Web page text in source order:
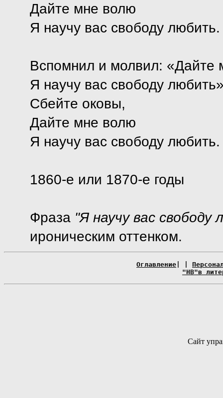
Дайте мне волю
Я научу вас свободу любить.
Вспомнил и молвил: «Дайте
Я научу вас свободу
Сбейте оковы,
Дайте мне волю
Я научу вас свободу любить.
1860-е или 1870-е годы
Фраза "Я научу вас свободу
ироническим оттенком.
Оглавление
"НВ"в
Сайт